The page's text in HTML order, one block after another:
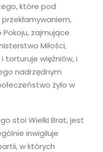
które pod
zajmujące
Miłości,
torturuje więźniów, i
nadrzędnym
żyło w
stoi Wielki Brat, jest
inwigiluje
w których